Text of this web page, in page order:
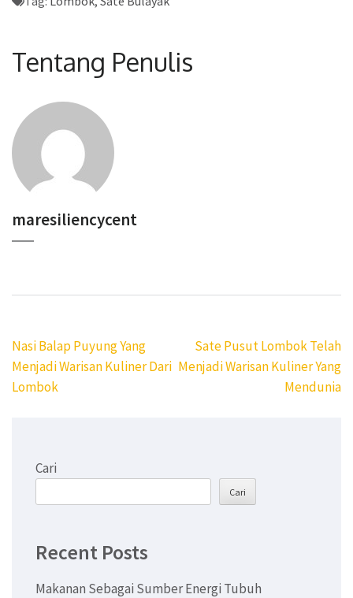
Tentang Penulis
maresiliencycent
Navigasi
pos
Nasi Balap Puyung Yang
Menjadi Warisan Kuliner Dari
Lombok
Sate Pusut Lombok Telah
Menjadi Warisan Kuliner Yang
Mendunia
Cari
Cari
Recent Posts
Makanan Sebagai Sumber Energi Tubuh